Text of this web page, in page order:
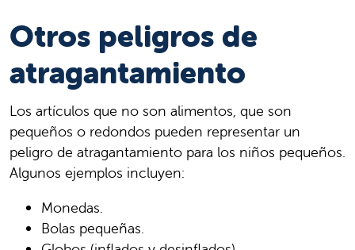
Otros peligros de
atragantamiento
Los artículos que no son alimentos, que son
pequeños o redondos pueden representar un
peligro de atragantamiento para los niños pequeños.
Algunos ejemplos incluyen:
Monedas.
Bolas pequeñas.